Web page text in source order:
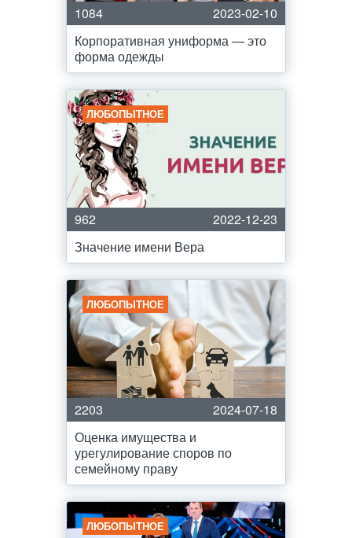
1084
2023-02-10
Корпоративная униформа — это
форма одежды
ЛЮБОПЫТНОЕ
962
2022-12-23
Значение имени Вера
ЛЮБОПЫТНОЕ
2203
2024-07-18
Оценка имущества и
урегулирование споров по
семейному праву
ЛЮБОПЫТНОЕ